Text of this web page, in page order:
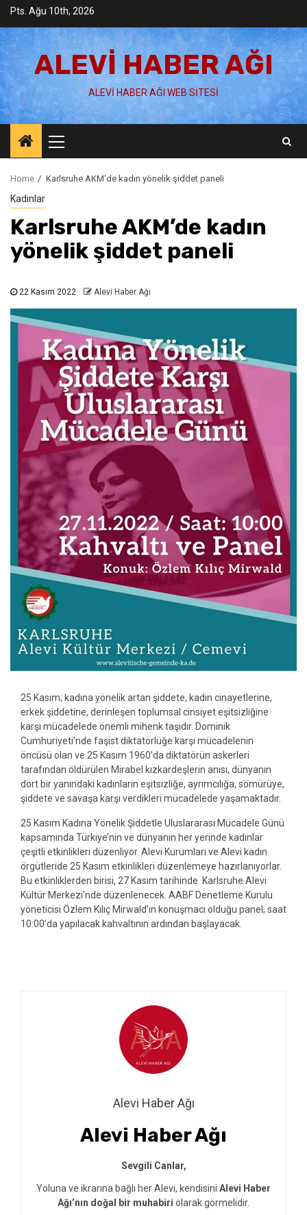
Skip
content
Pts. Ağu 10th, 2026
ALEVI HABER AĞI
ALEVI HABER AĞI WEB SITESI
Menu
Home Karlsruhe AKM’de kadın yönelik şiddet paneli
Kadınlar
Karlsruhe AKM’de kadın
yönelik şiddet paneli
22 Kasım 2022 Alevi Haber Ağı
25 Kasım; kadına yönelik artan şiddete, kadın cinayetlerine,
erkek şiddetine, derinleşen toplumsal cinsiyet eşitsizliğine
karşı mücadelede önemli mihenk taşıdır. Dominik
Cumhuriyeti’nde faşist diktatörlüğe karşı mücadelenin
öncüsü olan ve 25 Kasım 1960’da diktatörün askerleri
tarafından öldürülen Mirabel kızkardeşlerin anısı, dünyanın
dört bir yanındaki kadınların eşitsizliğe, ayrımcılığa, sömürüye,
şiddete ve savaşa karşı verdikleri mücadelede yaşamaktadır.
25 Kasım Kadına Yönelik Şiddetle Uluslararası Mücadele Günü
kapsamında Türkiye’nin ve dünyanın her yerinde kadınlar
çeşitli etkinlikleri düzenliyor. Alevi Kurumları ve Alevi kadın
örgütleride 25 Kasım etkinlikleri düzenlemeye hazırlanıyorlar.
Bu etkinliklerden birisi, 27 Kasım tarihinde Karlsruhe Alevi
Kültür Merkezi’nde düzenlenecek. AABF Denetleme Kurulu
yöneticisi Özlem Kılıç Mirwald’ın konuşmacı olduğu panel, saat
10:00’da yapılacak kahvaltının ardından başlayacak.
Alevi Haber Ağı
Alevi Haber Ağı
Sevgili Canlar,
Yoluna ve ikrarına bağlı her Alevi, kendisini Alevi Haber
Ağı’nın doğal bir muhabiri olarak görmelidir.